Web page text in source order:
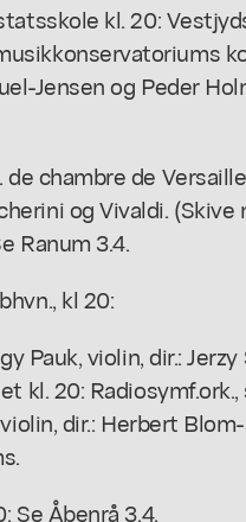
kl. 20:
Jensen og Peder
chambre de
og Vivaldi. (Skive
Ranum 3.4.
kl 20:
Pauk, violin, dir.:
kl. 20:
dir.: Herbert
Se Åbenrå 3.4.